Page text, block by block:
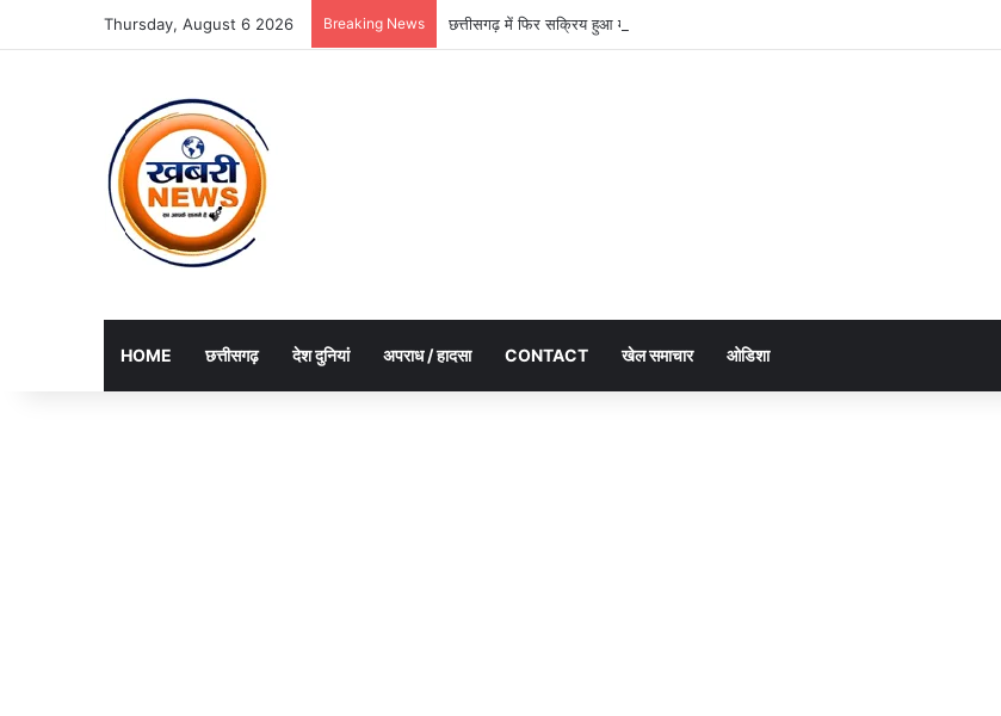
Thursday, August 6 2026 Breaking News छत्तीसगढ़ में फिर सक्रिय हुआ मानसून, अगले तीन दिन भारी बारिश का अलर्ट
HOME छत्तीसगढ़ देश दुनियां अपराध / हादसा CONTACT खेल समाचार ओडिशा